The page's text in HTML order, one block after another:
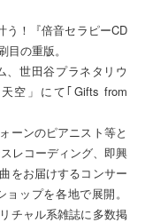
う！『倍音セラピーCD
の重版。
、世田谷プラネタリウ
空」にて｢Gifts from
ーンのピアニスト等と
レコーディング、即興
をお届けするコンサー
ップを各地で展開。
チャル系雑誌に多数掲